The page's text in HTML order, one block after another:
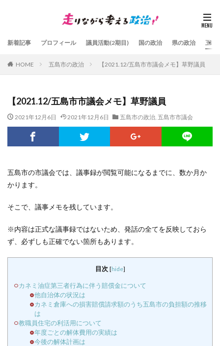
新着記事 プロフィール 議員活動(2期目) 国の政治 県の政治 五島
HOME 五島市の政治 【2021.12/五島市市議会メモ】草野議員
【2021.12/五島市市議会メモ】草野議員
2021年12月6日 2021年12月6日 五島市の政治, 五島市市議会
五島市の市議会では、議事録が閲覧可能になるまでに、数か月か
かります。
そこで、議事メモを残しています。
※内容は正式な議事録ではないため、発話の全てを反映しておら
ず、必ずしも正確でない箇所もあります。
目次 [hide]
カネミ油症第三者行為に伴う賠償金について
他自治体の状況は
カネミ倉庫への損害賠償請求額のうち五島市の負担額の推移
は
教職員住宅の利活用について
年度ごとの解体費用の実績は
今後の解体計画は